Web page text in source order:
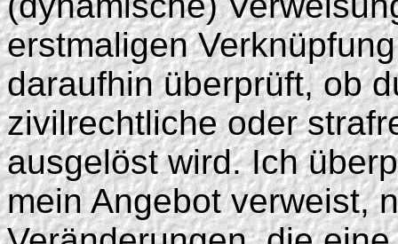
erstmaligen
daraufhin überprüft, ob
zivilrechtliche oder
ausgelöst wird. Ich
mein Angebot verweist,